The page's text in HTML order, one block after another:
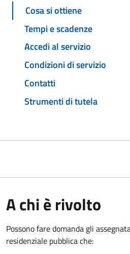
Cosa si ottiene
Tempi e scadenze
Accedi al servizio
Condizioni di servizio
Contatti
Strumenti di tutela
A chi è rivolto
Possono fare domanda gli
residenziale pubblica che: